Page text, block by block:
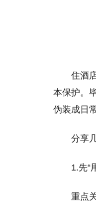
住酒
本保护。
伪装成日
分享
1.先“
重点